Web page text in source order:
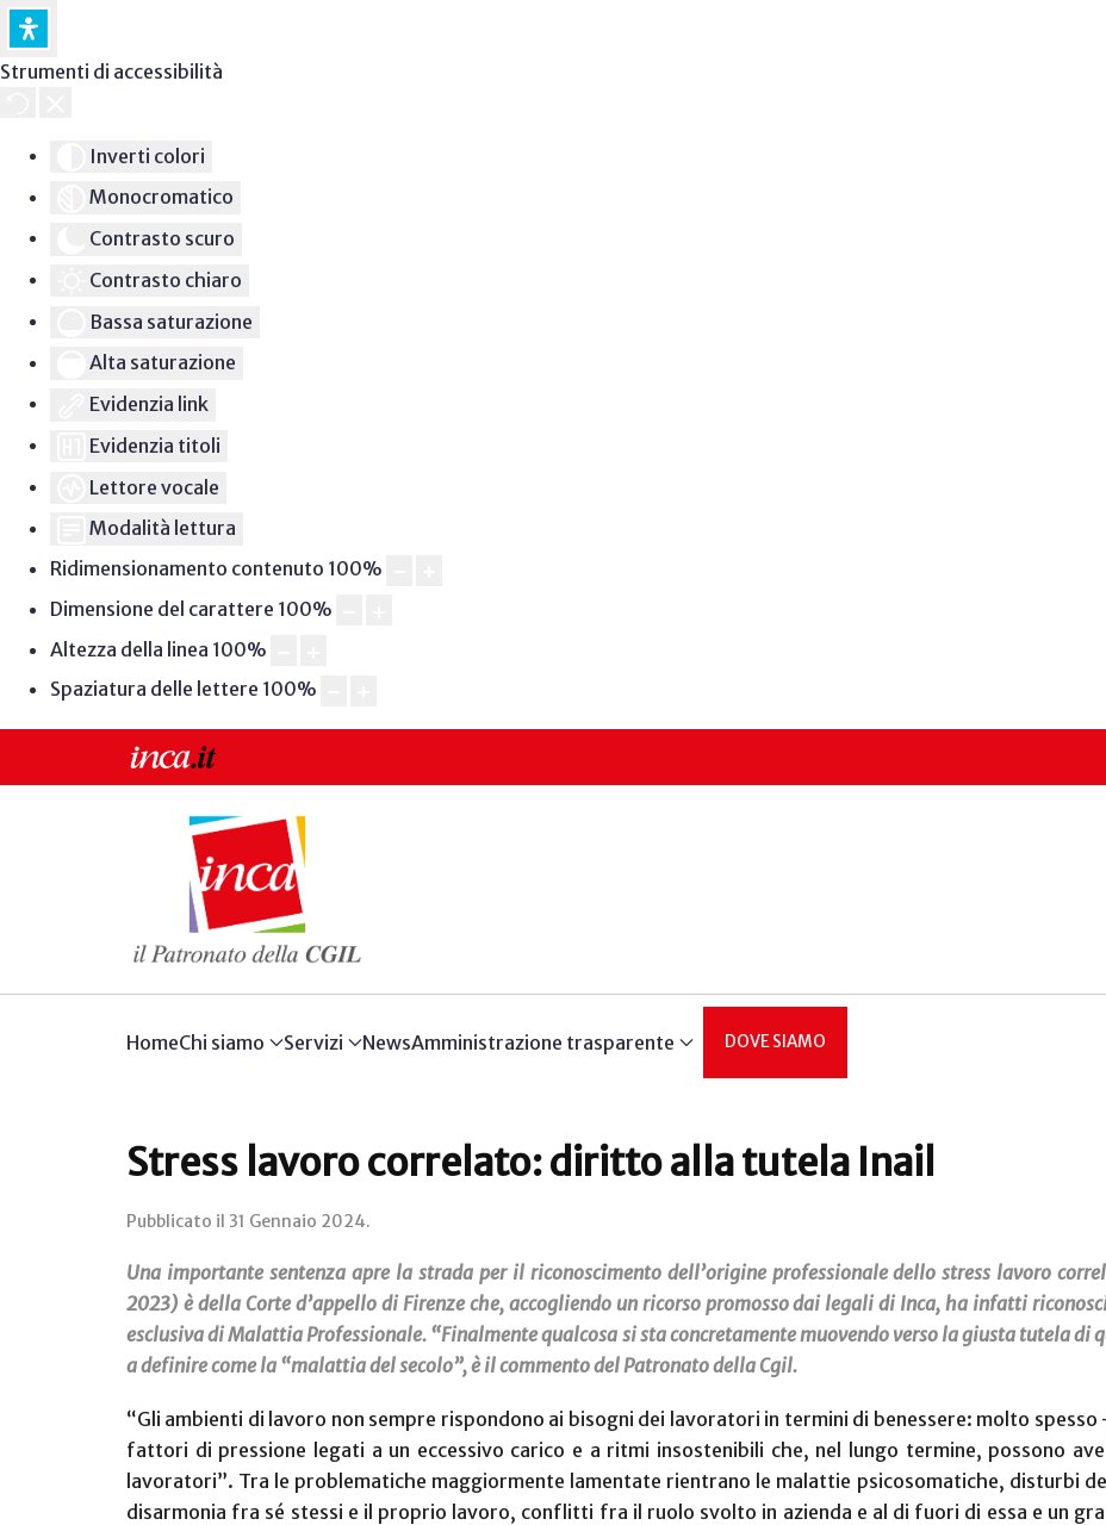
Strumenti di accessibilità
Inverti colori
Monocromatico
Contrasto scuro
Contrasto chiaro
Bassa saturazione
Alta saturazione
Evidenzia link
Evidenzia titoli
Lettore vocale
Modalità lettura
Ridimensionamento contenuto 100%
Dimensione del carattere 100%
Altezza della linea 100%
Spaziatura delle lettere 100%
HomeChi siamo Servizi NewsAmministrazione trasparente DOVE SIAMO
Stress lavoro correlato: diritto alla tutela Inail
Pubblicato il 31 Gennaio 2024.
Una importante sentenza apre la strada per il riconoscimento dell’origine professionale dello stress lavoro
2023) è della Corte d’appello di Firenze che, accogliendo un ricorso promosso dai legali di Inca, ha infatti
esclusiva di Malattia Professionale. “Finalmente qualcosa si sta concretamente muovendo verso la giusta tutela
a definire come la “malattia del secolo”, è il commento del Patronato della Cgil.
“Gli ambienti di lavoro non sempre rispondono ai bisogni dei lavoratori in termini di benessere: molto spesso
fattori di pressione legati a un eccessivo carico e a ritmi insostenibili che, nel lungo termine, possono
lavoratori”. Tra le problematiche maggiormente lamentate rientrano le malattie psicosomatiche, disturbi
disarmonia fra sé stessi e il proprio lavoro, conflitti fra il ruolo svolto in azienda e al di fuori di essa e un